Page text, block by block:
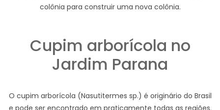
colônia para construir uma nova colônia.
Cupim arborícola no
Jardim Parana
O cupim arborícola (Nasutitermes sp.) é originário do Brasil
e pode ser encontrado em praticamente todas as regiões.